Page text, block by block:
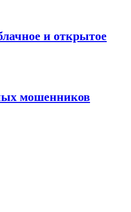
и открытое
мошенников